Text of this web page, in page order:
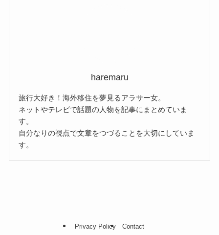
haremaru
旅行大好き！海外移住を夢見るアラサー女。
ネットやテレビで話題の人物を記事にまとめていま
す。
自分なりの視点で文章をつづることを大切にしていま
す。
Privacy Policy Contact